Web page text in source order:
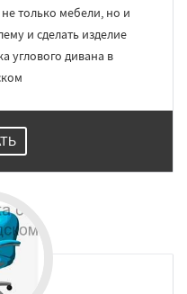
только мебели, но и
и сделать изделие
углового дивана в